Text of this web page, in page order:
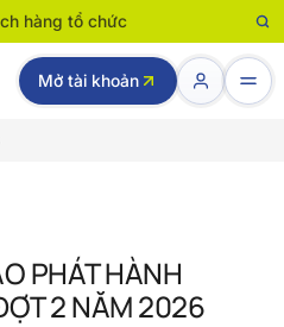
hàng tổ chức
Mở tài khoản
PHÁT HÀNH
2 NĂM 2026